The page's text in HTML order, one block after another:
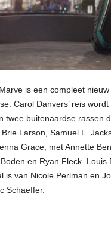
is een compleet
Carol Danvers’ reis
twee buitenaardse rassen
Larson, Samuel L.
Grace, met Annette
en Ryan Fleck.
is van Nicole Perlman en
Schaeffer.